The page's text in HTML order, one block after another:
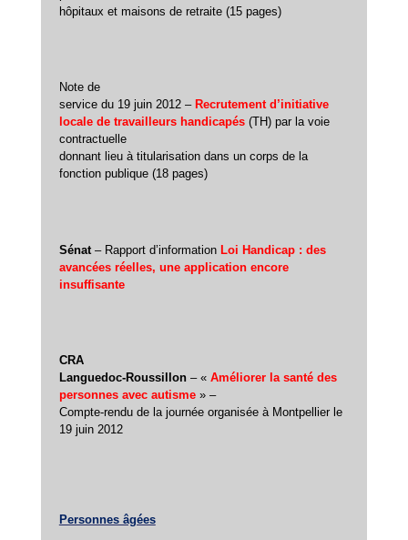
hôpitaux et maisons de retraite (15 pages)
Note de
service du 19 juin 2012 – Recrutement d’initiative
locale de travailleurs handicapés(TH) par la voie
contractuelle
donnant lieu à titularisation dans un corps de la
fonction publique (18 pages)
Sénat– Rapport d’information Loi Handicap : des
avancées réelles, une application encore
insuffisante
CRA
Languedoc-Roussillon– « Améliorer la santé des
personnes avec autisme» –
Compte-rendu de la journée organisée à Montpellier le
19 juin 2012
Personnes âgées